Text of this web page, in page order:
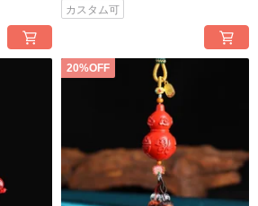
カスタム可
20%OFF